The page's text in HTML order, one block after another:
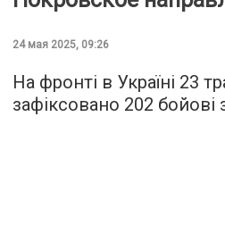
24 мая 2025, 09:26
На фронті в Україні 23
зафіксовано 202 бойові